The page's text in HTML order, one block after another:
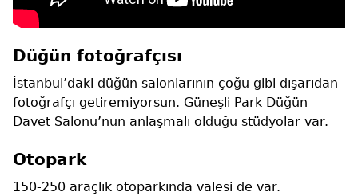
Düğün fotoğrafçısı
İstanbul’daki düğün salonlarının çoğu gibi dışarıdan
fotoğrafçı getiremiyorsun. Güneşli Park Düğün
Davet Salonu’nun anlaşmalı olduğu stüdyolar var.
Otopark
150-250 araçlık otoparkında valesi de var.